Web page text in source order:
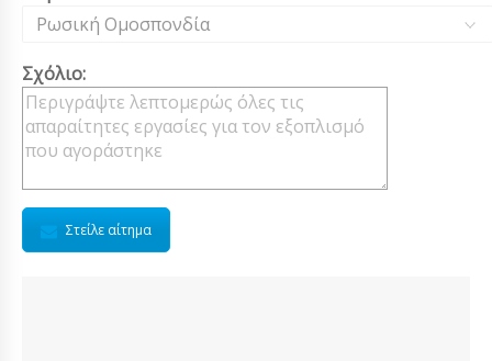
Ρωσική Ομοσπονδία
Σχόλιο:
Στείλε αίτημα